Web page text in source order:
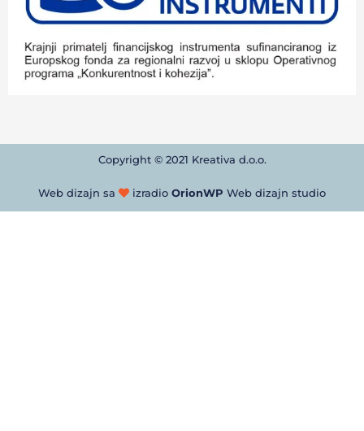
Copyright © 2021 Kreativa d.o.o.
Web dizajn sa izradio OrionWP Web dizajn studio